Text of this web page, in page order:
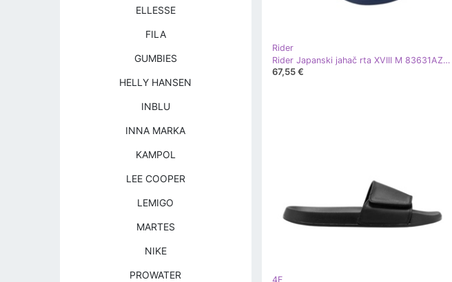
Rider
Rider Japanski jahač rta XVIII M 83631AZ148
67,55 €
4F
ELLESSE
FILA
GUMBIES
HELLY HANSEN
INBLU
INNA MARKA
KAMPOL
LEE COOPER
LEMIGO
MARTES
NIKE
PROWATER